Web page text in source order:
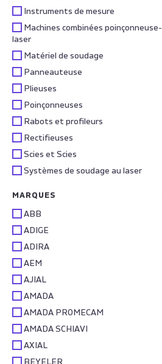
Instruments de mesure
Machines combinées poinçonneuse-
laser
Matériel de soudage
Panneauteuse
Plieuses
Poinçonneuses
Rabots et profileurs
Rectifieuses
Scies et Scies
Systèmes de soudage au laser
MARQUES
ABB
ADIGE
ADIRA
AEM
AJIAL
AMADA
AMADA PROMECAM
AMADA SCHIAVI
AXIAL
BEYELER